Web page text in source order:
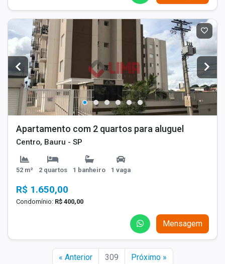
Apartamento com 2 quartos para aluguel
Centro, Bauru - SP
52 m² 2 quartos 1 banheiro 1 vaga
R$ 1.650,00
Condomínio: R$ 400,00
Mensagem
« Anterior 309 Próximo »